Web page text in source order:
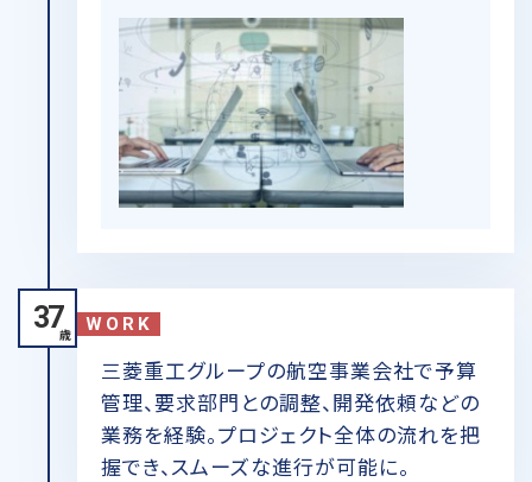
37歳 WORK
三菱重工グループの航空事業会社で予算
管理、要求部門との調整、開発依頼などの
業務を経験。プロジェクト全体の流れを把
握でき、スムーズな進行が可能に。